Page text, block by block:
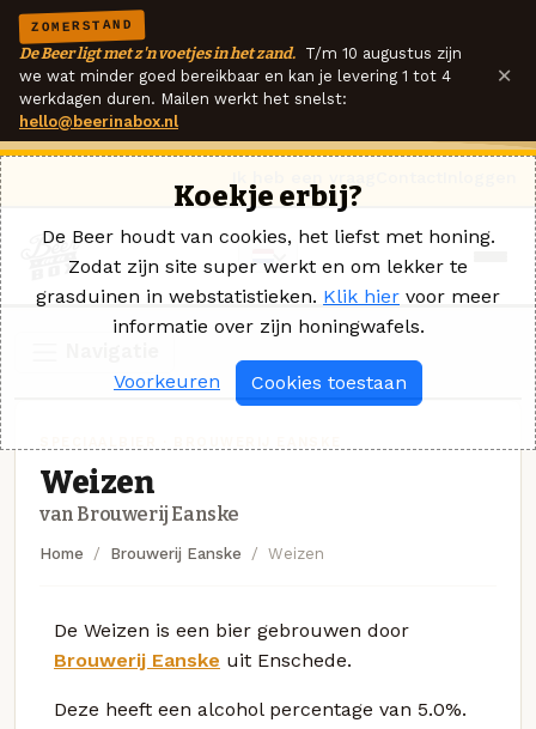
ZOMERSTAND
De Beer ligt met z'n voetjes in het zand. T/m 10 augustus zijn
we wat minder goed bereikbaar en kan je levering 1 tot 4
werkdagen duren. Mailen werkt het snelst:
hello@beerinabox.nl
×
Weizen
van Brouwerij Eanske
Home Brouwerij Eanske Weizen
De Weizen is een bier gebrouwen door
Brouwerij Eanske uit Enschede.
Deze heeft een alcohol percentage van 5.0%.
Koekje erbij?
De Beer houdt van cookies, het liefst met honing.
Zodat zijn site super werkt en om lekker te
grasduinen in webstatistieken. Klik hier voor meer
informatie over zijn honingwafels.
Voorkeuren Cookies toestaan